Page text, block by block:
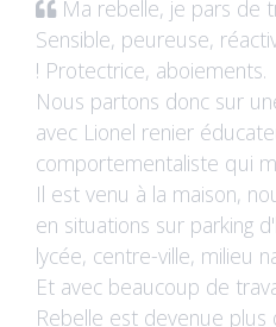
Ma rebelle, je pars de
Sensible, peureuse,
! Protectrice, aboiements.
Nous partons donc sur
avec Lionel renier
comportementaliste qui
Il est venu à la maison,
en situations sur parking
lycée, centre-ville, milieu
Et avec beaucoup de
Rebelle est devenue